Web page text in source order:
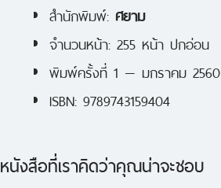
สำนักพิมพ์: ศยาม
จำนวนหน้า: 255 หน้า ปกอ่อน
พิมพ์ครั้งที่ 1 — มกราคม 2560
ISBN: 9789743159404
หนังสือที่เราคิดว่าคุณน่าจะชอบ